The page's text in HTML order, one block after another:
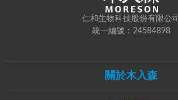
仁和生物科技股份有限公司
統一編號：24584898
關於木入森